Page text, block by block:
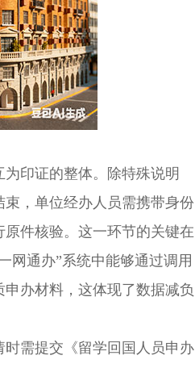
印证的整体。除特殊说明
，单位经办人员需携带身份
件核验。这一环节的关键在
网通办”系统中能够通过调用
办材料，这体现了数据减负
需提交《留学回国人员申办